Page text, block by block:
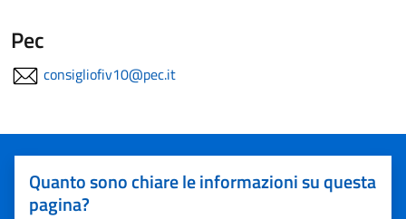
Pec
consigliofiv10@pec.it
Quanto sono chiare le informazioni su questa
pagina?